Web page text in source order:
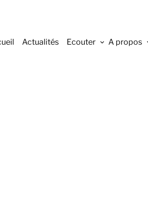
Actualités Ecouter A propos